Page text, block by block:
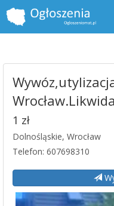
1 zł
Dolnośląskie, Wrocław
Telefon: 607698310